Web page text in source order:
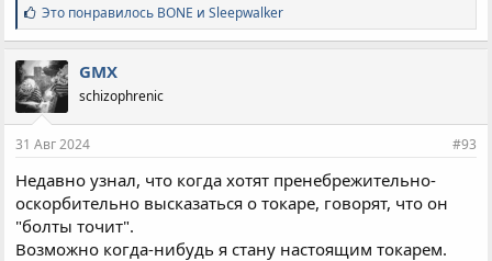
С
и
м
п
а
т
и
:
Это понравилось BONE иSleepwalker
GMX
schizophrenic
31 Авг 2024 #93
Недавно узнал, что когда хотят пренебрежительно-
оскорбительно высказаться о токаре, говорят, что он
"болты точит".
Возможно когда-нибудь я стану настоящим токарем.